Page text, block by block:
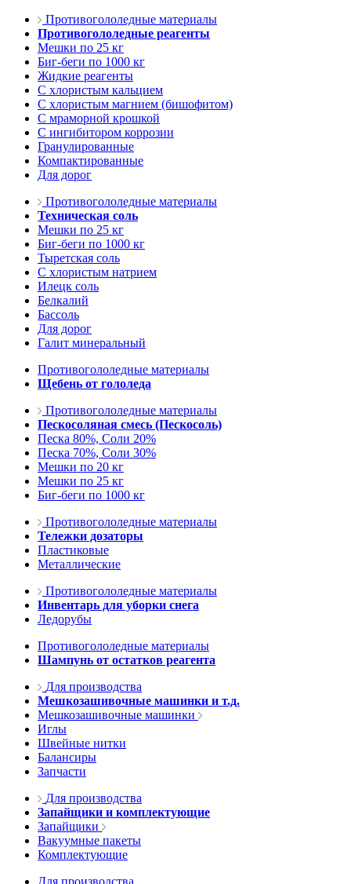
Противогололедные материалы
Противогололедные реагенты
Мешки по 25 кг
Биг-беги по 1000 кг
Жидкие реагенты
С хлористым кальцием
С хлористым магнием (бишофитом)
С мраморной крошкой
С ингибитором коррозии
Гранулированные
Компактированные
Для дорог
Противогололедные материалы
Техническая соль
Мешки по 25 кг
Биг-беги по 1000 кг
Тыретская соль
С хлористым натрием
Илецк соль
Белкалий
Бассоль
Для дорог
Галит минеральный
Противогололедные материалы
Щебень от гололеда
Противогололедные материалы
Пескосоляная смесь (Пескосоль)
Песка 80%, Соли 20%
Песка 70%, Соли 30%
Мешки по 20 кг
Мешки по 25 кг
Биг-беги по 1000 кг
Противогололедные материалы
Тележки дозаторы
Пластиковые
Металлические
Противогололедные материалы
Инвентарь для уборки снега
Ледорубы
Противогололедные материалы
Шампунь от остатков реагента
Для производства
Мешкозашивочные машинки и т.д.
Мешкозашивочные машинки
Иглы
Швейные нитки
Балансиры
Запчасти
Для производства
Запайщики и комплектующие
Запайщики
Вакуумные пакеты
Комплектующие
Для производства